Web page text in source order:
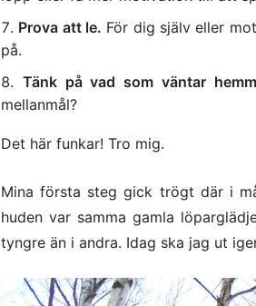
Prova att le. För dig själv eller
på.
Tänk på vad som väntar
mellanmål?
Det här funkar! Tro mig.
Mina första steg gick trögt där i
huden var samma gamla
tyngre än i andra. Idag ska jag ut